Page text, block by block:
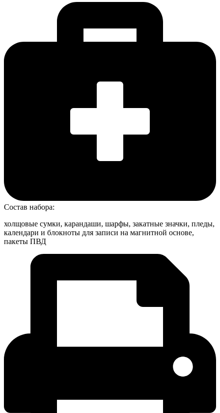
Состав набора:
холщовые сумки, карандаши, шарфы, закатные значки, пледы,
календари и блокноты для записи на магнитной основе,
пакеты ПВД